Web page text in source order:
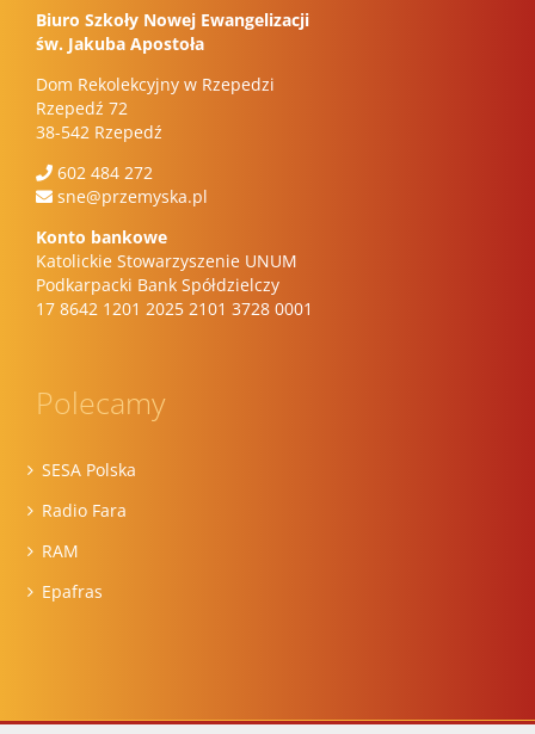
Biuro Szkoły Nowej Ewangelizacji
św. Jakuba Apostoła
Dom Rekolekcyjny w Rzepedzi
Rzepedź 72
38-542 Rzepedź
602 484 272
sne@przemyska.pl
Konto bankowe
Katolickie Stowarzyszenie UNUM
Podkarpacki Bank Spółdzielczy
17 8642 1201 2025 2101 3728 0001
Polecamy
SESA Polska
Radio Fara
RAM
Epafras